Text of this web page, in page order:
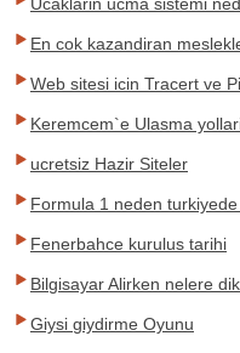
Ucaklarin ucma sistemi
En cok kazandiran
Web sitesi icin Tracert ve
Keremcem`e Ulasma
ucretsiz Hazir Siteler
Formula 1 neden
Fenerbahce kurulus tarihi
Bilgisayar Alirken nelere
Giysi giydirme Oyunu